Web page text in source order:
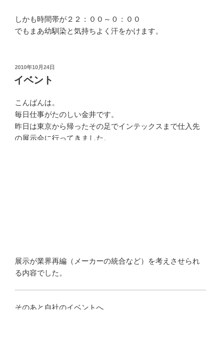
しかも時間帯が２２：００～０：００
でもまあ幼馴染と気持ちよく汗をかけます。
投
日:
2010年10月24日
イベント
こんばんは。
毎日仕事がたのしい金井です。
昨日は東京から帰ったその足でインテックスまで仕入先
の展示会に行ってきました。
展示が業界再編（メーカーの統合など）を考えさせられ
る内容でした。
そのあと自社のイベントへ